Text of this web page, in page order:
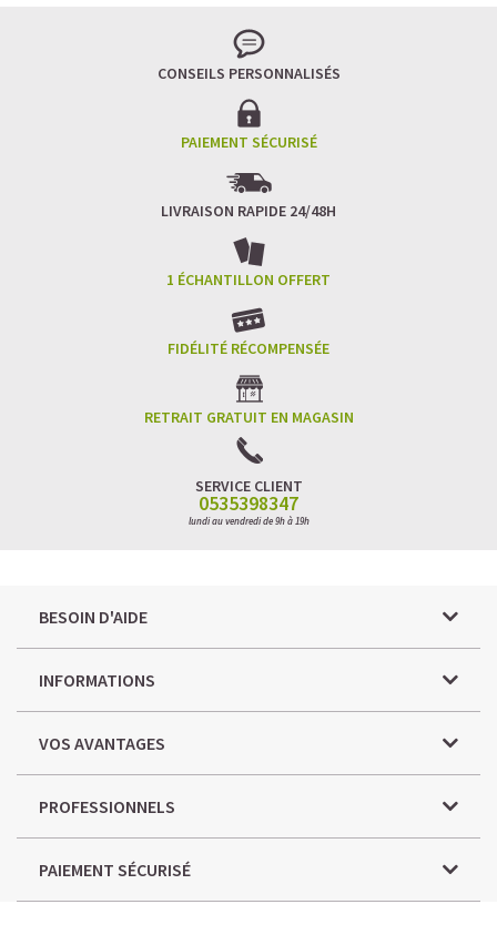
CONSEILS PERSONNALISÉS
PAIEMENT SÉCURISÉ
LIVRAISON RAPIDE 24/48H
1 ÉCHANTILLON OFFERT
FIDÉLITÉ RÉCOMPENSÉE
RETRAIT GRATUIT EN MAGASIN
SERVICE CLIENT
0535398347
lundi au vendredi de 9h à 19h
BESOIN D'AIDE
INFORMATIONS
VOS AVANTAGES
PROFESSIONNELS
PAIEMENT SÉCURISÉ